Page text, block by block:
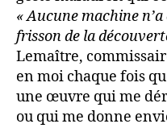
« Aucune machine
frisson de la
Lemaître,
en moi chaque fois
une œuvre qui me
ou qui me donne